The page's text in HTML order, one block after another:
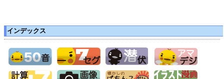
インデックス